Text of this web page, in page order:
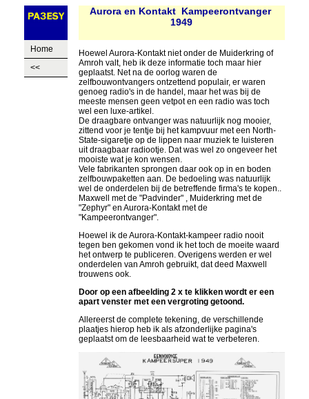
Aurora en Kontakt Kampeerontvanger
1949
Home
<<
Hoewel Aurora-Kontakt niet onder de Muiderkring of
Amroh valt, heb ik deze informatie toch maar hier
geplaatst. Net na de oorlog waren de
zelfbouwontvangers ontzettend populair, er waren
genoeg radio's in de handel, maar het was bij de
meeste mensen geen vetpot en een radio was toch
wel een luxe-artikel.
De draagbare ontvanger was natuurlijk nog mooier,
zittend voor je tentje bij het kampvuur met een North-
State-sigaretje op de lippen naar muziek te luisteren
uit draagbaar radiootje. Dat was wel zo ongeveer het
mooiste wat je kon wensen.
Vele fabrikanten sprongen daar ook op in en boden
zelfbouwpaketten aan. De bedoeling was natuurlijk
wel de onderdelen bij de betreffende firma's te kopen..
Maxwell met de "Padvinder" , Muiderkring met de
"Zephyr" en Aurora-Kontakt met de
"Kampeerontvanger".
Hoewel ik de Aurora-Kontakt-kampeer radio nooit
tegen ben gekomen vond ik het toch de moeite waard
het ontwerp te publiceren. Overigens werden er wel
onderdelen van Amroh gebruikt, dat deed Maxwell
trouwens ook.
Door op een afbeelding 2 x te klikken wordt er een
apart venster met een vergroting getoond.
Allereerst de complete tekening, de verschillende
plaatjes hierop heb ik als afzonderlijke pagina's
geplaatst om de leesbaarheid wat te verbeteren.